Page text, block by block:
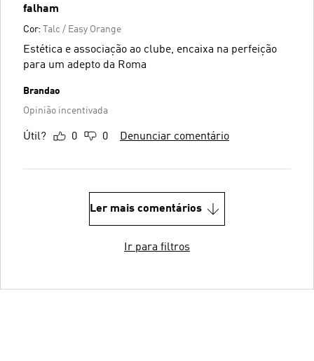
falham
Cor: Talc / Easy Orange
Estética e associação ao clube, encaixa na perfeição
para um adepto da Roma
Brandao
Opinião incentivada
Útil? 0 0 Denunciar comentário
Ler mais comentários
Ir para filtros